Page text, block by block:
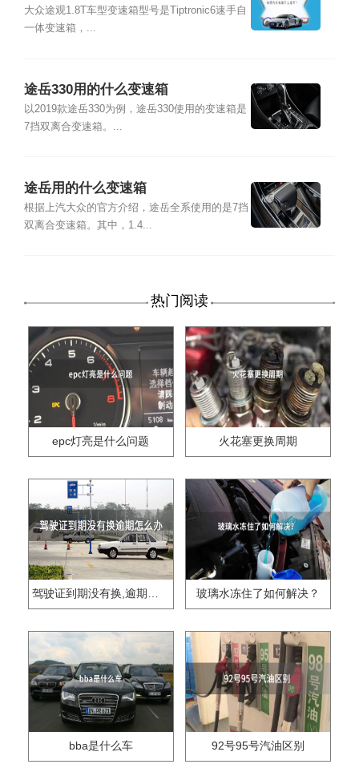
大众途观1.8T车型变速箱型号是Tiptronic6速手自
一体变速箱，...
途岳330用的什么变速箱
以2019款途岳330为例，途岳330使用的变速箱是
7挡双离合变速箱。...
途岳用的什么变速箱
根据上汽大众的官方介绍，途岳全系使用的是7挡
双离合变速箱。其中，1.4...
热门阅读
epc灯亮是什么问题 火花塞更换周期
驾驶证到期没有换,逾期怎么办?? 玻璃水冻住了如何解决？
bba是什么车 92号95号汽油区别